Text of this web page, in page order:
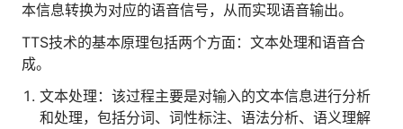
资质审核 | 合同审核 | 一项一卷 | 智慧人力
制造业
司法
智能辅办 | 要素提取 | 自动立案 | 流程智动
本信息转换为对应的语音信号，从而实现语音输出。
TTS技术的基本原理包括两个方面：文本处理和语音合
成。
文本处理：该过程主要是对输入的文本信息进行分析
和处理，包括分词、词性标注、语法分析、语义理解